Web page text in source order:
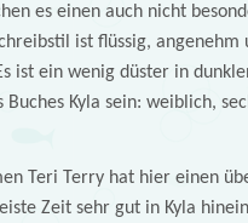
es einen auch nicht
ist flüssig,
ist ein wenig düster in
Kyla sein: weiblich,
Teri Terry hat hier einen
Zeit sehr gut in Kyla